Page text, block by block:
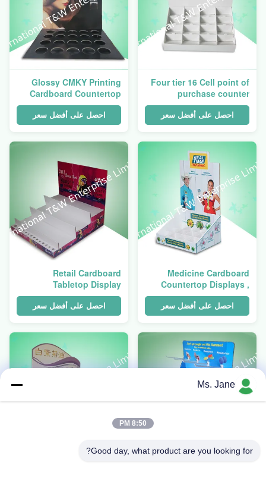
Four tier 16 Cell point of
purchase counter
displays With Assembly
Vedieoاحصل على أفضل سعر
Glossy CMKY Printing
Cardboard Countertop
Displays For Displaying
Haircare Products
احصل على أفضل سعر
Medicine Cardboard
Countertop Displays ,
Cardboard Pop Up
Displays
احصل على أفضل سعر
Retail Cardboard
Tabletop Display
احصل على أفضل سعر
Ms. Jane
8:50 PM
Good day, what product are you looking for?